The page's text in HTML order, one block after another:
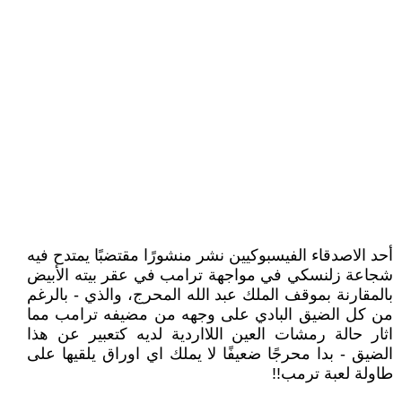
أحد الاصدقاء الفيسبوكيين نشر منشورًا مقتضبًا يمتدح فيه
شجاعة زلنسكي في مواجهة ترامب في عقر بيته الأبيض
بالمقارنة بموقف الملك عبد الله المحرج، والذي - بالرغم
من كل الضيق البادي على وجهه من مضيفه ترامب مما
اثار حالة رمشات العين اللااردية لديه كتعبير عن هذا
الضيق - بدا محرجًا ضعيفًا لا يملك اي اوراق يلقيها على
طاولة لعبة ترمب!!